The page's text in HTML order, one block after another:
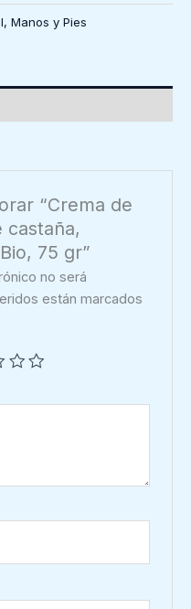
Manos y Pies
“Crema de
castaña,
75 gr”
no será
están marcados